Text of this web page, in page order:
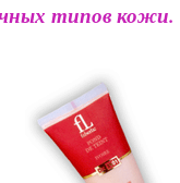
типов кожи.